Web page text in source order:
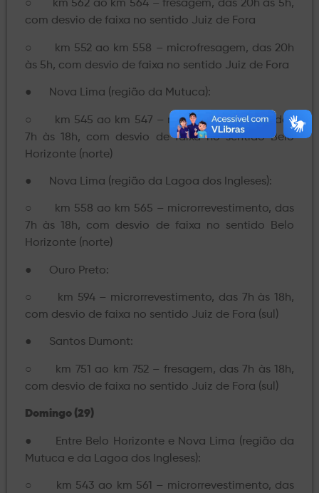
○ km 562 ao km 564 – fresagem, das 20h às 5h,
com desvio de faixa no sentido Juiz de Fora
○ km 552 ao km 558 – microfresagem, das 20h
às 5h, com desvio de faixa no sentido Juiz de Fora
● Nova Lima (região da Mutuca):
○ km 545 ao km 547 – microrrevestimento, das
7h às 18h, com desvio de faixa no sentido Belo
Horizonte (norte)
● Nova Lima (região da Lagoa dos Ingleses):
○ km 558 ao km 565 – microrrevestimento, das
7h às 18h, com desvio de faixa no sentido Belo
Horizonte (norte)
● Ouro Preto:
○ km 594 – microrrevestimento, das 7h às 18h,
com desvio de faixa no sentido Juiz de Fora (sul)
● Santos Dumont:
○ km 751 ao km 752 – fresagem, das 7h às 18h,
com desvio de faixa no sentido Juiz de Fora (sul)
Domingo (29)
● Entre Belo Horizonte e Nova Lima (região da
Mutuca e da Lagoa dos Ingleses):
○ km 543 ao km 561 – microrrevestimento, das